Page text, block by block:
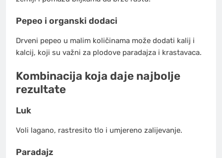
Pepeo i organski dodaci
Drveni pepeo u malim količinama može dodati kalij i
kalcij, koji su važni za plodove paradajza i krastavaca.
Kombinacija koja daje najbolje
rezultate
Luk
Voli lagano, rastresito tlo i umjereno zalijevanje.
Paradajz